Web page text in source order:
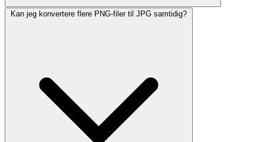
Kan jeg konvertere flere PNG-filer til JPG samtidig?